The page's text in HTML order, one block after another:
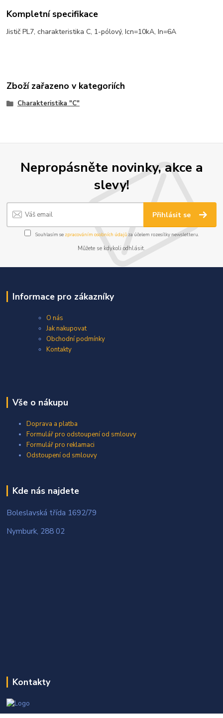
Kompletní specifikace
Jistič PL7, charakteristika C, 1-pólový, Icn=10kA, In=6A
Zboží zařazeno v kategoriích
Charakteristika "C"
Nepropásněte novinky, akce a
slevy!
Přihlásit se
Souhlasím se zpracováním osobních údajůza účelem rozesílky newsletteru.
Můžete se kdykoli odhlásit.
Informace pro zákazníky
O nás
Jak nakupovat
Obchodní podmínky
Kontakty
Vše o nákupu
Doprava a platba
Formulář pro odstoupení od smlouvy
Formulář pro reklamaci
Odstoupení od smlouvy
Kde nás najdete
Boleslavská třída 1692/79
Nymburk, 288 02
Kontakty